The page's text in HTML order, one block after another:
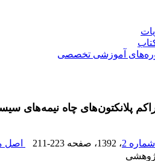
آموزشی تخصصی
پلانکتون‌های چاه نیمه‌های
، 1392 ، صفحه 211-223 اصل